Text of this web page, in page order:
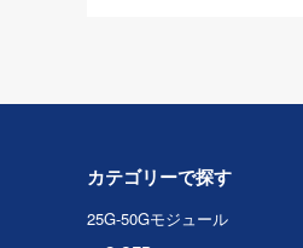
カテゴリーで探す
25G-50Gモジュール